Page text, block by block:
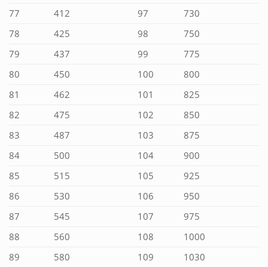
77 412 97
730
78
425 98
750
79
437 99
775
80
450 100
800
81
462 101
825
82
475 102
850
83
487 103
875
84
500 104
900
85
515 105
925
86
530 106
950
87
545 107
975
88
560 108
1000
89
580 109
1030